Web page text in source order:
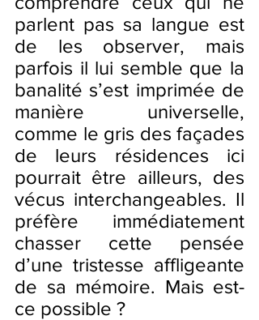
parlent pas sa langue est
de les observer, mais
parfois il lui semble que la
banalité s’est imprimée de
manière universelle,
comme le gris des façades
de leurs résidences ici
pourrait être ailleurs, des
vécus interchangeables. Il
préfère immédiatement
chasser cette pensée
d’une tristesse affligeante
de sa mémoire. Mais est-
ce possible ?